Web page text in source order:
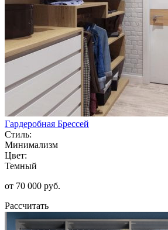
Гардеробная Брессей
Стиль:
Минимализм
Цвет:
Темный
от 70 000 руб.
Рассчитать